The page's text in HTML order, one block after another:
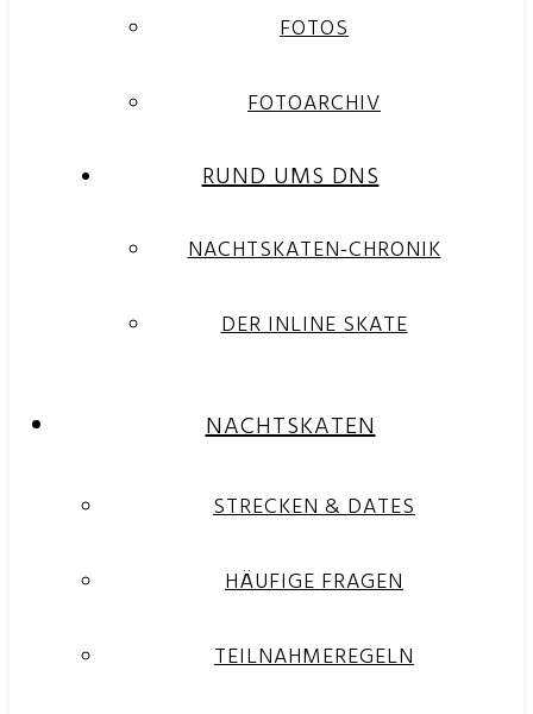
FOTOS
FOTOARCHIV
RUND UMS DNS
NACHTSKATEN-CHRONIK
DER INLINE SKATE
NACHTSKATEN
STRECKEN & DATES
HÄUFIGE FRAGEN
TEILNAHMEREGELN